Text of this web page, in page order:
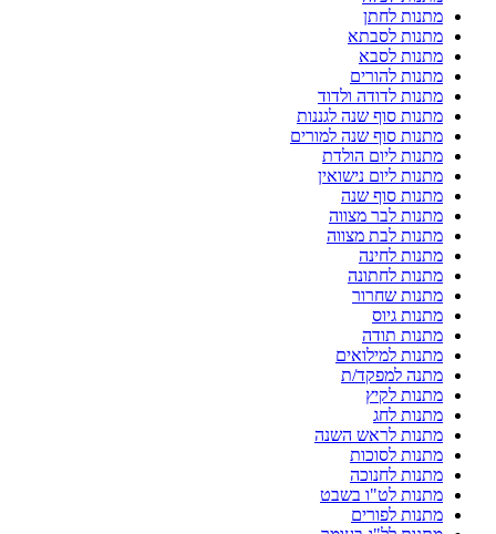
מתנות לחתן
מתנות לסבתא
מתנות לסבא
מתנות להורים
מתנות לדודה ולדוד
מתנות סוף שנה לגננות
מתנות סוף שנה למורים
מתנות ליום הולדת
מתנות ליום נישואין
מתנות סוף שנה
מתנות לבר מצווה
מתנות לבת מצווה
מתנות לחינה
מתנות לחתונה
מתנות שחרור
מתנות גיוס
מתנות תודה
מתנות למילואים
מתנה למפקד/ת
מתנות לקיץ
מתנות לחג
מתנות לראש השנה
מתנות לסוכות
מתנות לחנוכה
מתנות לט"ו בשבט
מתנות לפורים